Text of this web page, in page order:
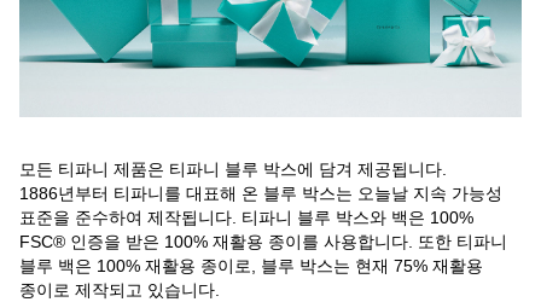
모든 티파니 제품은 티파니 블루 박스에 담겨 제공됩니다.
1886년부터 티파니를 대표해 온 블루 박스는 오늘날 지속 가능성
표준을 준수하여 제작됩니다. 티파니 블루 박스와 백은 100%
FSC® 인증을 받은 100% 재활용 종이를 사용합니다. 또한 티파니
블루 백은 100% 재활용 종이로, 블루 박스는 현재 75% 재활용
종이로 제작되고 있습니다.